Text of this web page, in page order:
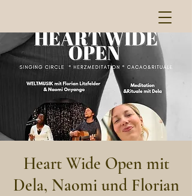
Heart Wide Open mit
Dela, Naomi und Florian